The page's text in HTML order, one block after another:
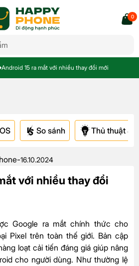
0
Android 15 ra mắt với nhiều thay đổi mới
So sánh Thủ thuật &
-16.10.2024
với nhiều thay đổi
Google ra mắt chính thức cho
Pixel trên toàn thế giới. Bản cập
loạt cải tiến đáng giá giúp nâng
cho người dùng. Như thường lệ